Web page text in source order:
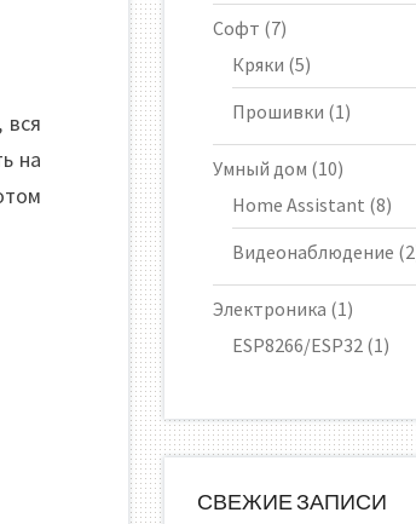
вся
на
Софт (7)
Кряки (5)
Прошивки (1)
Умный дом (10)
Home Assistant (8)
Видеонаблюдение
Электроника (1)
ESP8266/ESP32(1)
СВЕЖИЕ ЗАПИСИ